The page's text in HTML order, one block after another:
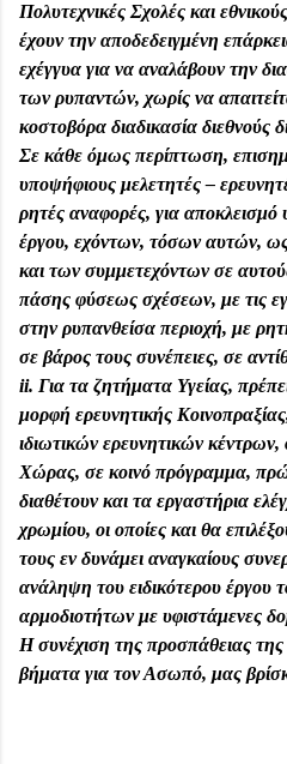
Πολυτεχνικές Σχολές και
έχουν την αποδεδειγμένη
εχέγγυα για να αναλάβουν την
των ρυπαντών, χωρίς να
κοστοβόρα διαδικασία διεθνούς
Σε κάθε όμως περίπτωση,
υποψήφιους μελετητές –
ρητές αναφορές, για
έργου, εχόντων, τόσων αυτών,
και των συμμετεχόντων σε
πάσης φύσεως σχέσεων, με τις
στην ρυπανθείσα περιοχή, με
σε βάρος τους συνέπειες, σε
ii. Για τα ζητήματα Υγείας,
μορφή ερευνητικής
ιδιωτικών ερευνητικών κέντρων,
Χώρας, σε κοινό πρόγραμμα,
διαθέτουν και τα εργαστήρια
χρωμίου, οι οποίες και θα
τους εν δυνάμει αναγκαίους
ανάληψη του ειδικότερου έργου
αρμοδιοτήτων με υφιστάμενες
Η συνέχιση της προσπάθειας
βήματα για τον Ασωπό, μας